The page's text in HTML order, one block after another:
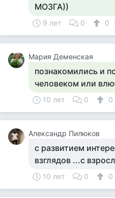
МОЗГА))
9 лет 0 0
Мария Деменская
познакомились и
человеком или
10 лет 0 0
Александр Пилюков
с развитием
взглядов ...с
10 лет 0 0